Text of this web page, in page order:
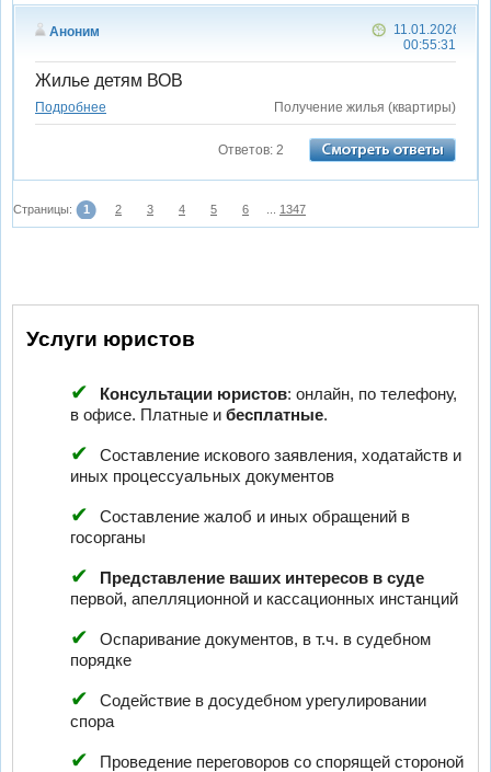
Аноним
11.01.2026
00:55:31
Жилье детям ВОВ
Подробнее Получение жилья (квартиры)
Ответов: 2
Страницы: 1 2 3 4 5 6 1347
Услуги юристов
Консультации юристов: онлайн, по телефону,
в офисе. Платные и бесплатные.
Составление искового заявления, ходатайств и
иных процессуальных документов
Составление жалоб и иных обращений в
госорганы
Представление ваших интересов в суде
первой, апелляционной и кассационных инстанций
Оспаривание документов, в т.ч. в судебном
порядке
Содействие в досудебном урегулировании
спора
Проведение переговоров со спорящей стороной